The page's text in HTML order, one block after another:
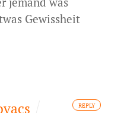
Gewissheit
REPLY